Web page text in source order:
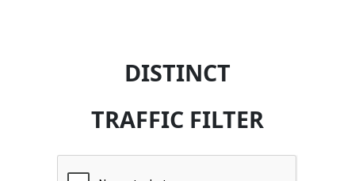
DISTINCT
TRAFFIC FILTER